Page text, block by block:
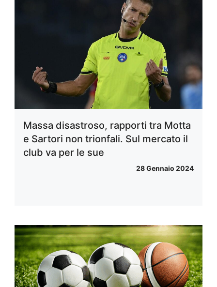
Massa disastroso, rapporti tra Motta
e Sartori non trionfali. Sul mercato il
club va per le sue
28 Gennaio 2024